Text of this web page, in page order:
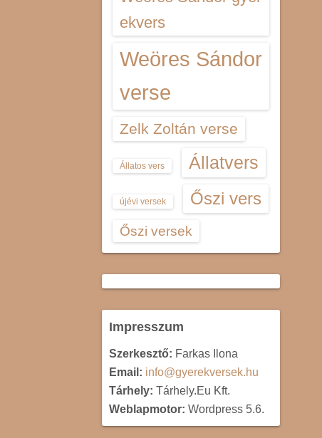
ekvers
Weöres Sándor
verse
Zelk Zoltán verse
Állatos vers Állatvers
újévi versek Őszi vers
Őszi versek
Impresszum
Szerkesztő: Farkas Ilona
Email: info@gyerekversek.hu
Tárhely: Tárhely.Eu Kft.
Weblapmotor: Wordpress 5.6.